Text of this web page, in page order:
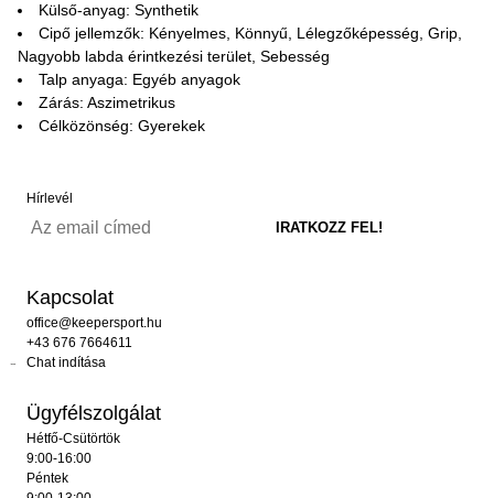
Külső-anyag: Synthetik
Cipő jellemzők: Kényelmes, Könnyű, Lélegzőképesség, Grip,
Nagyobb labda érintkezési terület, Sebesség
Talp anyaga: Egyéb anyagok
Zárás: Aszimetrikus
Célközönség: Gyerekek
Hírlevél
Kapcsolat
office@keepersport.hu
+43 676 7664611
Chat indítása
Ügyfélszolgálat
Hétfő-Csütörtök
9:00-16:00
Péntek